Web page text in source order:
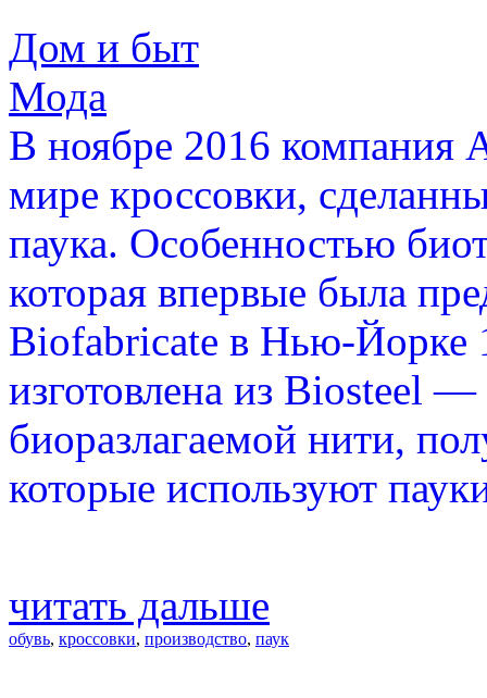
Дом и быт
Мода
В ноябре 2016 компания
мире кроссовки,
паука. Особенностью
которая впервые была
Biofabricate в Нью-Йорке
изготовлена из Biosteel
биоразлагаемой нити,
которые используют
читать дальше
обувь, кроссовки, производство, паук